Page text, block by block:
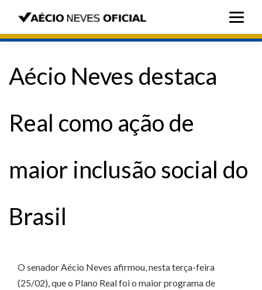
Aécio Neves destaca
Real como ação de
maior inclusão social do
Brasil
O senador Aécio Neves afirmou, nesta terça-feira
(25/02), que o Plano Real foi o maior programa de